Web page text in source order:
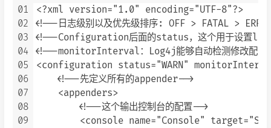
01
02
03
04
05
06
07
08
09
<?xml version="1.0" encoding="UTF-8"?>
<!--日志级别以及优先级排序: OFF > FATAL >
<!--Configuration后面的status，这个用于设置
<!--monitorInterval：Log4j能够自动检测修改配置
<configuration status="WARN"
    <!--先定义所有的appender-->
    <appenders>
        <!--这个输出控制台的配置-->
<console name="Console"